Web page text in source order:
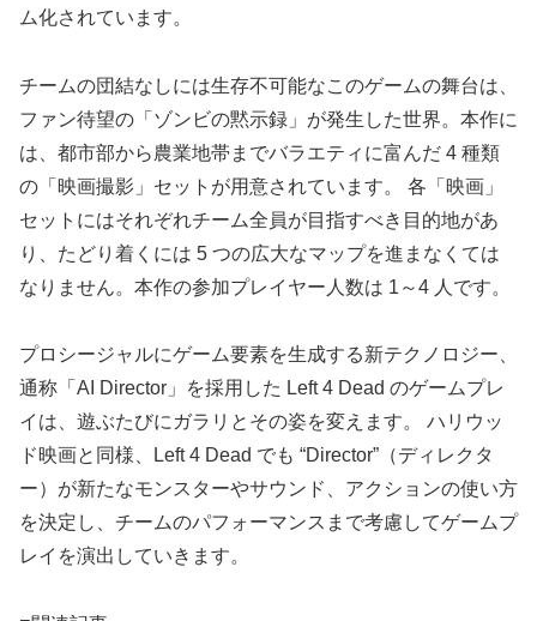
ム化されています。
チームの団結なしには生存不可能なこのゲームの舞台は、
ファン待望の「ゾンビの黙示録」が発生した世界。本作に
は、都市部から農業地帯までバラエティに富んだ 4 種類
の「映画撮影」セットが用意されています。 各「映画」
セットにはそれぞれチーム全員が目指すべき目的地があ
り、たどり着くには 5 つの広大なマップを進まなくては
なりません。本作の参加プレイヤー人数は 1～4 人です。
プロシージャルにゲーム要素を生成する新テクノロジー、
通称「AI Director」を採用した Left 4 Dead のゲームプレ
イは、遊ぶたびにガラリとその姿を変えます。 ハリウッ
ド映画と同様、Left 4 Dead でも “Director”（ディレクタ
ー）が新たなモンスターやサウンド、アクションの使い方
を決定し、チームのパフォーマンスまで考慮してゲームプ
レイを演出していきます。